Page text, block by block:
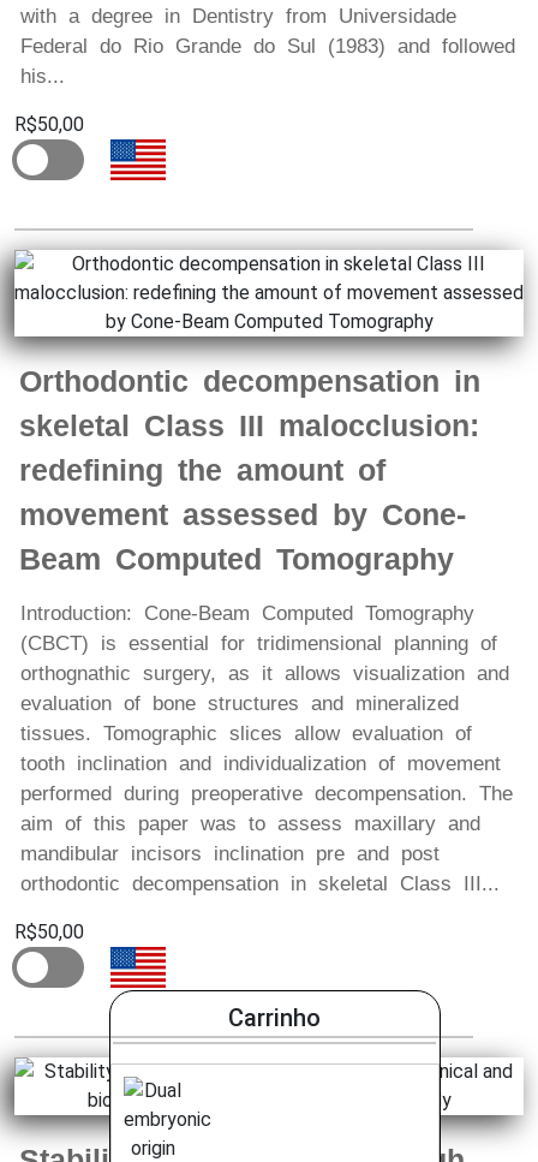
Carrinho
with a degree in Dentistry from Universidade
Federal do Rio Grande do Sul (1983) and followed
his...
R$50,00
Orthodontic decompensation in
skeletal Class III malocclusion:
redefining the amount of
movement assessed by Cone-
Beam Computed Tomography
Introduction: Cone-Beam Computed Tomography
(CBCT) is essential for tridimensional planning of
orthognathic surgery, as it allows visualization and
evaluation of bone structures and mineralized
tissues. Tomographic slices allow evaluation of
tooth inclination and individualization of movement
performed during preoperative decompensation. The
aim of this paper was to assess maxillary and
mandibular incisors inclination pre and post
orthodontic decompensation in skeletal Class III...
R$50,00